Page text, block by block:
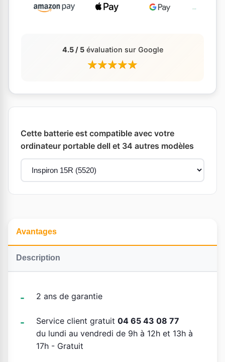
4.5 / 5évaluation sur Google
Cette batterie est compatible avec votre
ordinateur portable dell et 34 autres modèles
Avantages
Description
2 ans de garantie
Service client gratuit 04 65 43 08 77
du lundi au vendredi de 9h à 12h et 13h à
17h - Gratuit